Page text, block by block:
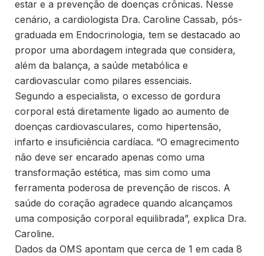
estar e a prevenção de doenças crônicas. Nesse
cenário, a cardiologista Dra. Caroline Cassab, pós-
graduada em Endocrinologia, tem se destacado ao
propor uma abordagem integrada que considera,
além da balança, a saúde metabólica e
cardiovascular como pilares essenciais.
Segundo a especialista, o excesso de gordura
corporal está diretamente ligado ao aumento de
doenças cardiovasculares, como hipertensão,
infarto e insuficiência cardíaca. “O emagrecimento
não deve ser encarado apenas como uma
transformação estética, mas sim como uma
ferramenta poderosa de prevenção de riscos. A
saúde do coração agradece quando alcançamos
uma composição corporal equilibrada”, explica Dra.
Caroline.
Dados da OMS apontam que cerca de 1 em cada 8